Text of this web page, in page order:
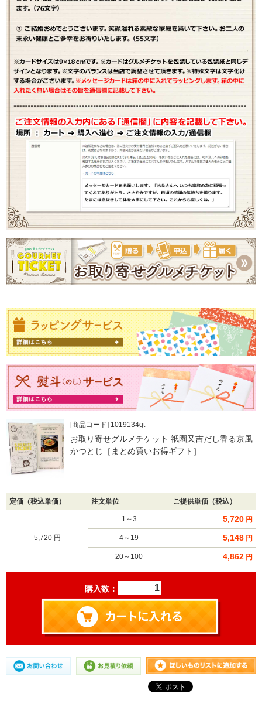
[商品コード] 1019134gt
お取り寄せグルメチケット 祇園又吉だし香る京風
かつとじ［まとめ買いお得ギフト］
定価（税込単価） 注文単位 ご提供単価（税込）
5,720 円
1～3 5,720 円
4～19 5,148 円
20～100 4,862 円
購入数：